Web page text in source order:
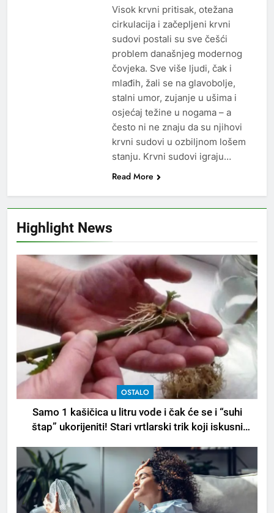
Highlight News
OSTALO
Samo 1 kašičica u litru vode i čak će se i “suhi
štap” ukorijeniti! Stari vrtlarski trik koji iskusni
Visok krvni pritisak, otežana
cirkulacija i začepljeni krvni
sudovi postali su sve češći
problem današnjeg modernog
čovjeka. Sve više ljudi, čak i
mlađih, žali se na glavobolje,
stalni umor, zujanje u ušima i
osjećaj težine u nogama – a
često ni ne znaju da su njihovi
krvni sudovi u ozbiljnom lošem
stanju. Krvni sudovi igraju…
Read More